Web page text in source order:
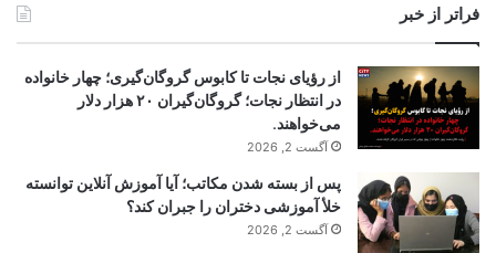
فراتر از خبر
از رؤیای نجات تا کابوس گروگان‌گیری؛ چهار خانواده
در انتظار نجات؛ گروگان‌گیران ۲۰ هزار دلار
می‌خواهند.
آگست 2, 2026
پس از بسته شدن مکاتب؛ آیا آموزش آنلاین توانسته
خلأ آموزشی دختران را جبران کند؟
آگست 2, 2026